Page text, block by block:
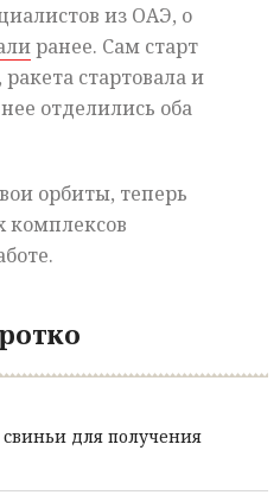
из ОАЭ, о
ранее. Сам старт
стартовала и
отделились оба
орбиты, теперь
комплексов
для получения